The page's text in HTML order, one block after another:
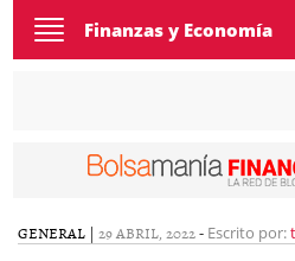
Toggle
navigation
Finanzas y Economía
GENERAL | 29 ABRIL, 2022- Escrito por: